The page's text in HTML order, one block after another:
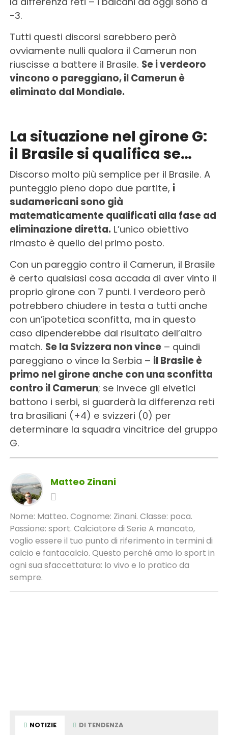
-3.
Tutti questi discorsi sarebbero però
ovviamente nulli qualora il Camerun non
riuscisse a battere il Brasile. Se i verdeoro
vincono o pareggiano, il Camerun è
eliminato dal Mondiale.
La situazione nel girone G:
il Brasile si qualifica se…
Discorso molto più semplice per il Brasile. A
punteggio pieno dopo due partite, i
sudamericani sono già
matematicamente qualificati alla fase ad
eliminazione diretta. L’unico obiettivo
rimasto è quello del primo posto.
Con un pareggio contro il Camerun, il Brasile
è certo qualsiasi cosa accada di aver vinto il
proprio girone con 7 punti. I verdeoro però
potrebbero chiudere in testa a tutti anche
con un’ipotetica sconfitta, ma in questo
caso dipenderebbe dal risultato dell’altro
match. Se la Svizzera non vince– quindi
pareggiano o vince la Serbia – il Brasile è
primo nel girone anche con una sconfitta
contro il Camerun; se invece gli elvetici
battono i serbi, si guarderà la differenza reti
tra brasiliani (+4) e svizzeri (0) per
determinare la squadra vincitrice del gruppo
G.
Matteo Zinani
Nome: Matteo. Cognome: Zinani. Classe: poca.
Passione: sport. Calciatore di Serie A mancato,
voglio essere il tuo punto di riferimento in termini di
calcio e fantacalcio. Questo perché amo lo sport in
ogni sua sfaccettatura: lo vivo e lo pratico da
sempre.
NOTIZIE DI TENDENZA